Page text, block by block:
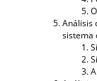
Análisis
sistema